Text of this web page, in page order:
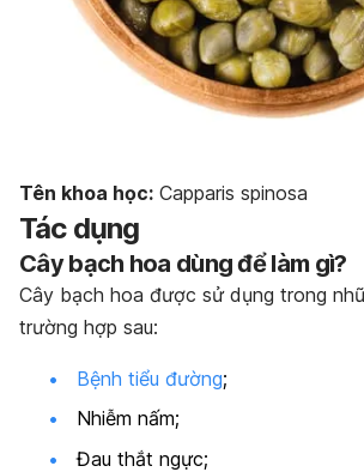
Tên khoa học: Capparis spinosa
Tác dụng
Cây bạch hoa dùng để làm gì?
Cây bạch hoa được sử dụng trong
trường hợp sau:
Bệnh tiểu đường;
Nhiễm nấm;
Đau thắt ngực;